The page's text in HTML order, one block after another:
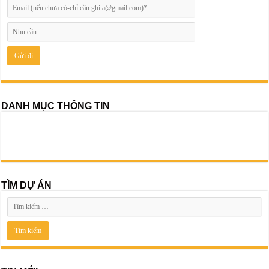
DANH MỤC THÔNG TIN
TÌM DỰ ÁN